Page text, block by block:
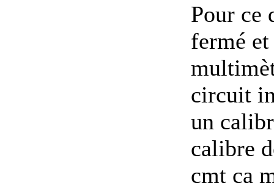
Pour ce
fermé
circuit
un
calibre
cmt ca